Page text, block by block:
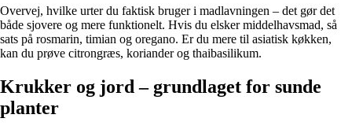
Overvej, hvilke urter du faktisk bruger i madlavningen – det gør det
både sjovere og mere funktionelt. Hvis du elsker middelhavsmad, så
sats på rosmarin, timian og oregano. Er du mere til asiatisk køkken,
kan du prøve citrongræs, koriander og thaibasilikum.
Krukker og jord – grundlaget for sunde
planter